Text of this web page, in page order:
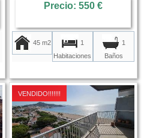
Precio: 550 €
45 m2
1
Habitaciones
1
Baños
VENDIDO!!!!!!!